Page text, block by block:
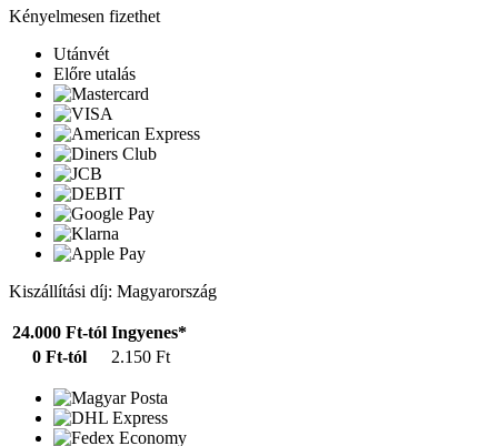
Kényelmesen fizethet
Utánvét
Előre utalás
Kiszállítási díj: Magyarország
24.000 Ft-tól Ingyenes*
0 Ft-tól
2.150 Ft